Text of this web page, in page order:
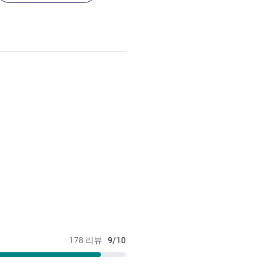
178 리뷰 9/10